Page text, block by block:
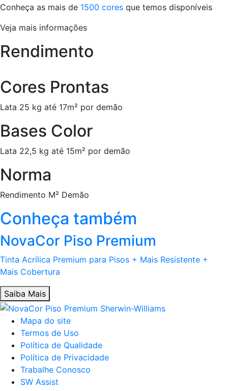
Conheça as mais de 1500 cores que temos disponíveis
Veja mais informações
Rendimento
Cores Prontas
Lata 25 kg até 17m² por demão
Bases Color
Lata 22,5 kg até 15m² por demão
Norma
Rendimento M² Demão
Conheça também
NovaCor Piso Premium
Tinta Acrílica Premium para Pisos + Mais Resistente +
Mais Cobertura
Saiba Mais
Mapa do site
Termos de Uso
Política de Qualidade
Política de Privacidade
Trabalhe Conosco
SW Assist